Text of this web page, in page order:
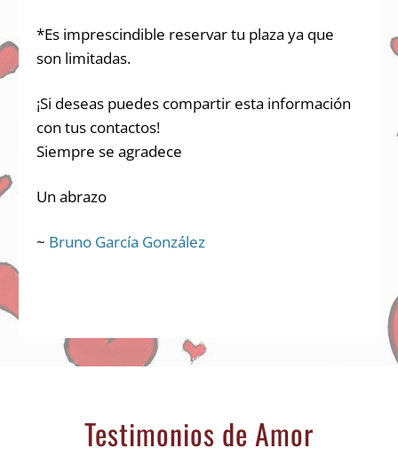
*Es imprescindible reservar tu plaza ya que
son limitadas.
¡Si deseas puedes compartir esta información
con tus contactos!
Siempre se agradece
Un abrazo
~ Bruno García González
Testimonios de Amor